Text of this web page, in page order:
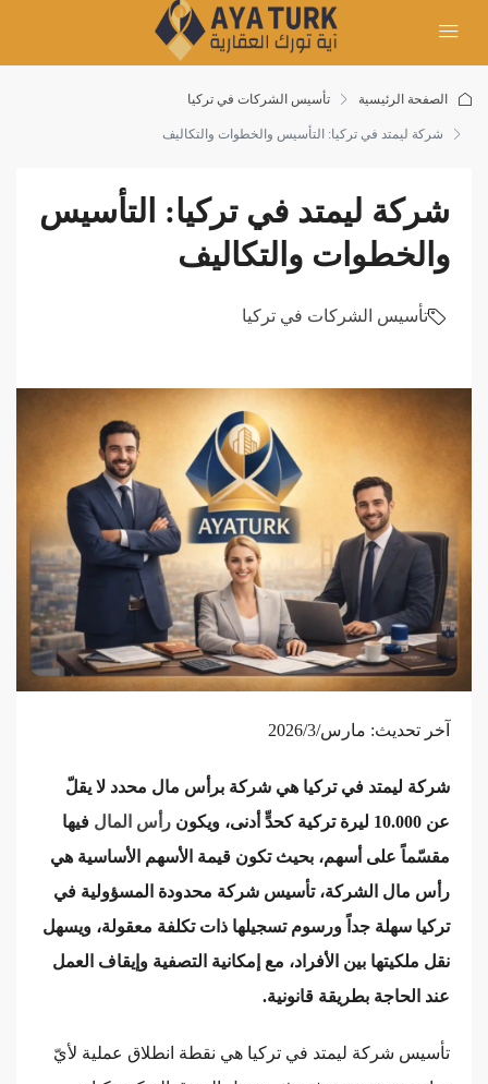
الصفحة الرئيسية تأسيس الشركات في تركيا
شركة ليمتد في تركيا: التأسيس والخطوات والتكاليف
شركة ليمتد في تركيا: التأسيس
والخطوات والتكاليف
تأسيس الشركات في تركيا
آخر تحديث: مارس/2026/3
شركة ليمتد في تركيا هي شركة برأس مال محدد لا يقلّ
عن 10.000 ليرة تركية كحدٍّ أدنى، ويكون
رأس المال فيها
مقسّماً على أسهم، بحيث تكون قيمة الأسهم الأساسية هي
رأس مال الشركة، تأسيس شركة محدودة المسؤولية في
تركيا سهلة جداً ورسوم تسجيلها ذات تكلفة معقولة، ويسهل
نقل ملكيتها بين الأفراد، مع إمكانية التصفية وإيقاف العمل
عند الحاجة بطريقة قانونية.
تأسيس شركة ليمتد في تركيا هي نقطة انطلاق عملية لأيّ